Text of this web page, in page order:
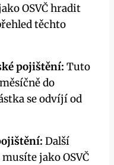
OSVČ hradit
těchto
pojištění: Tuto
do
se odvíjí od
Další
jako OSVČ